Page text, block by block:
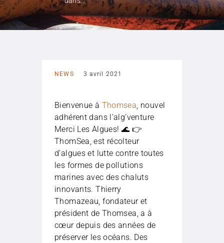
NEWS 3 avril 2021
Bienvenue à Thomsea, nouvel
adhérent dans l’alg’venture
Merci Les Algues! 🌊 👉
ThomSea, est récolteur
d’algues et lutte contre toutes
les formes de pollutions
marines avec des chaluts
innovants. Thierry
Thomazeau, fondateur et
président de Thomsea, a à
cœur depuis des années de
préserver les océans. Des